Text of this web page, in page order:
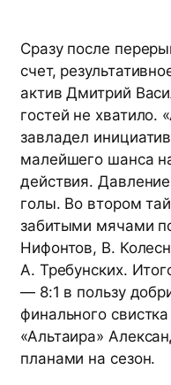
Сразу после
счет,
актив Дмитрий
гостей не хватило.
завладел
малейшего шанса
действия.
голы. Во втором
забитыми мячами
Нифонтов, В.
А. Требунских.
— 8:1 в пользу
финального
«Альтаира»
планами на сезон.